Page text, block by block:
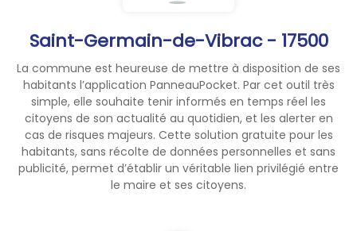
Saint-Germain-de-Vibrac - 17500
La commune est heureuse de mettre à disposition de ses
habitants l’application PanneauPocket. Par cet outil très
simple, elle souhaite tenir informés en temps réel les
citoyens de son actualité au quotidien, et les alerter en
cas de risques majeurs. Cette solution gratuite pour les
habitants, sans récolte de données personnelles et sans
publicité, permet d’établir un véritable lien privilégié entre
le maire et ses citoyens.